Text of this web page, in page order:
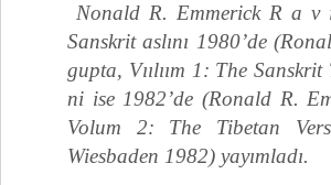
Nonald R. Emmerick R a v
Sanskrit aslını 1980’de
gupta, Vıılıım 1: The
ni ise 1982’de (Ronald R.
Volum 2: The Tibetan
Wiesbaden 1982) yayımladı.